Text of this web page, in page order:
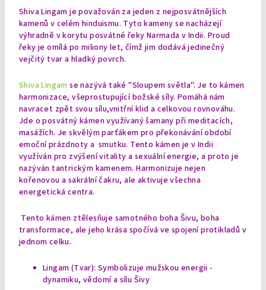
Shiva Lingam je považován za jeden z nejposvátnějších
kamenů v celém hinduismu. Tyto kameny se nacházejí
výhradně v korytu posvátné řeky Narmada v Indii. Proud
řeky je omílá po miliony let, čímž jim dodává jedinečný
vejčitý tvar a hladký povrch.
Shiva Lingam se nazývá také"Sloupem světla". Je to kámen
harmonizace, všeprostupující božské síly. Pomáhá nám
navracet zpět svou sílu,vnitřní klid a celkovou rovnováhu.
Jde o posvátný kámen využívaný šamany při meditacích,
masážích. Je skvělým parťákem pro překonávání období
emoční prázdnoty a smutku. Tento kámen je v Indii
využíván pro zvýšení vitality a sexuální energie, a proto je
nazýván tantrickým kamenem. Harmonizuje nejen
kořenovou a sakrální čakru, ale aktivuje všechna
energetická centra.
Tento kámen ztělesňuje samotného boha Šivu, boha
transformace, ale jeho krása spočívá ve spojení protikladů v
jednom celku.
Lingam (Tvar): Symbolizuje mužskou energii -
dynamiku, vědomí a sílu Šivy